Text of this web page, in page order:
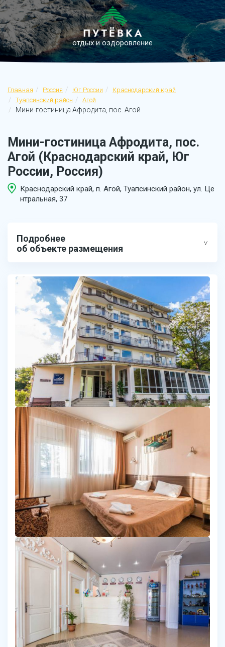
отдых и оздоровление
Главная Россия Юг России
Краснодарский край
Туапсинский район
Агой
Мини-гостиница Афродита, пос. Агой
Мини-гостиница Афродита, пос.
Агой (Краснодарский край, Юг
России, Россия)
Краснодарский край, п. Агой, Туапсинский район, ул. Це
нтральная, 37
Подробнее
об объекте размещения